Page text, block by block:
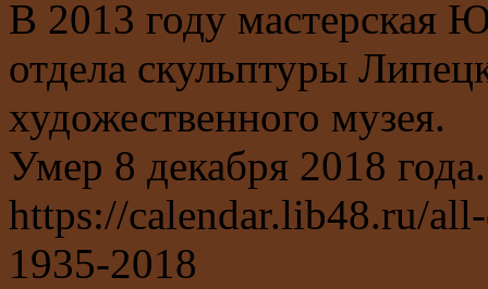
В 2013 году мастерская
отдела скульптуры
художественного музея.
Умер 8 декабря 2018 года.
https://calendar.lib48.ru/
1935-2018